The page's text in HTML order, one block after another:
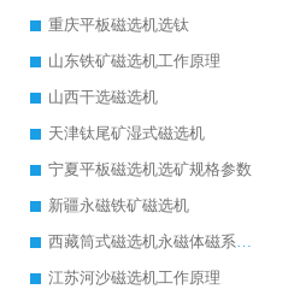
重庆平板磁选机选钛
山东铁矿磁选机工作原理
山西干选磁选机
天津钛尾矿湿式磁选机
宁夏平板磁选机选矿规格参数
新疆永磁铁矿磁选机
西藏筒式磁选机永磁体磁系设计
江苏河沙磁选机工作原理